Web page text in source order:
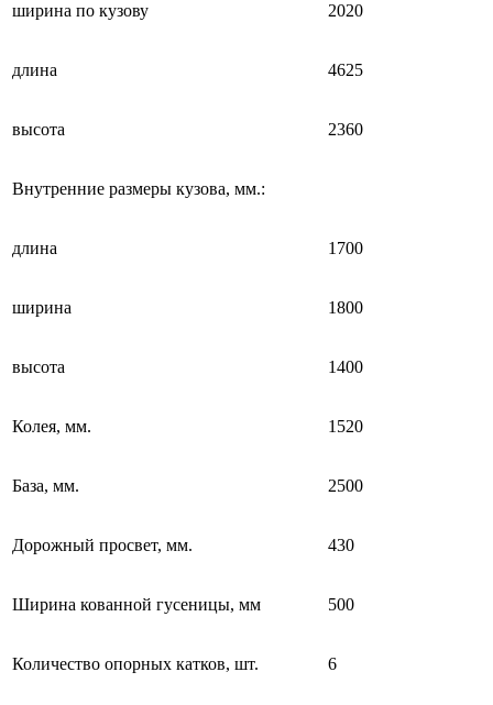
ширина по кузову 2020
длина 4625
высота 2360
Внутренние размеры кузова, мм.:
длина 1700
ширина 1800
высота 1400
Колея, мм. 1520
База, мм. 2500
Дорожный просвет, мм. 430
Ширина кованной гусеницы, мм 500
Количество опорных катков, шт. 6